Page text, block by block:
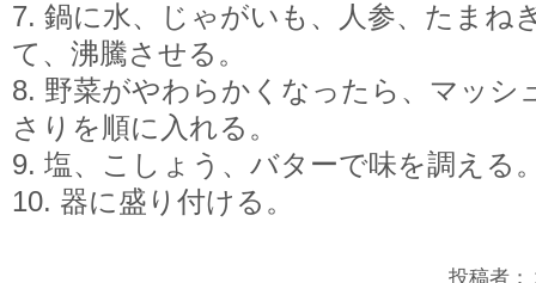
7. 鍋に水、じゃがいも、人参、たまね
て、沸騰させる。
8. 野菜がやわらかくなったら、マッシ
さりを順に入れる。
9. 塩、こしょう、バターで味を調える
10. 器に盛り付ける。
投稿者